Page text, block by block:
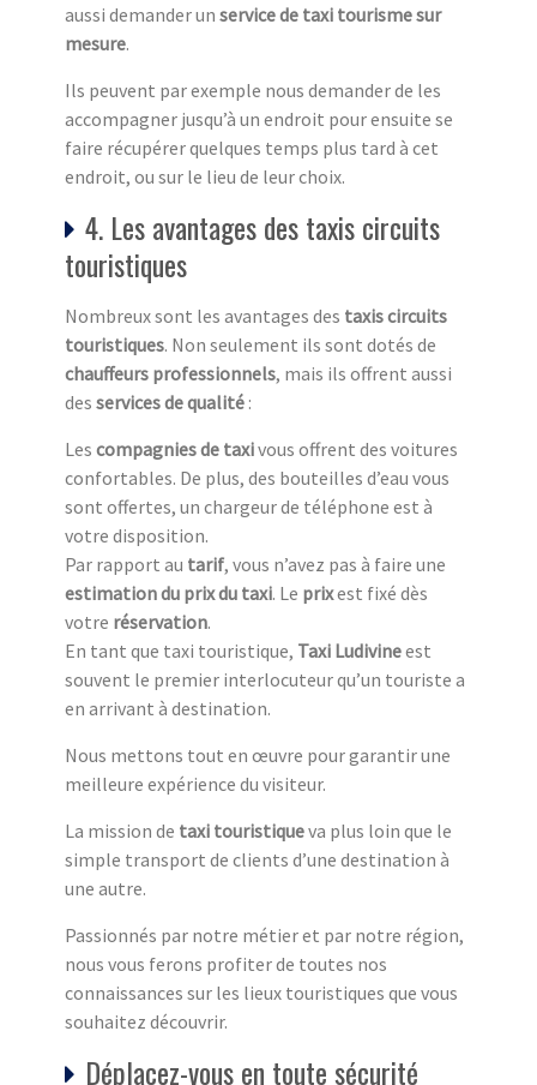
aussi demander un service de taxi tourisme sur
mesure.
Ils peuvent par exemple nous demander de les
accompagner jusqu’à un endroit pour ensuite se
faire récupérer quelques temps plus tard à cet
endroit, ou sur le lieu de leur choix.
4. Les avantages des taxis circuits
touristiques
Nombreux sont les avantages des taxis circuits
touristiques. Non seulement ils sont dotés de
chauffeurs professionnels, mais ils offrent aussi
des services de qualité :
Les compagnies de taxivous offrent des voitures
confortables. De plus, des bouteilles d’eau vous
sont offertes, un chargeur de téléphone est à
votre disposition.
Par rapport au tarif, vous n’avez pas à faire une
estimation du prix du taxi. Le prixest fixé dès
votre réservation.
En tant que taxi touristique, Taxi Ludivineest
souvent le premier interlocuteur qu’un touriste a
en arrivant à destination.
Nous mettons tout en œuvre pour garantir une
meilleure expérience du visiteur.
La mission de taxi touristiqueva plus loin que le
simple transport de clients d’une destination à
une autre.
Passionnés par notre métier et par notre région,
nous vous ferons profiter de toutes nos
connaissances sur les lieux touristiques que vous
souhaitez découvrir.
Déplacez-vous en toute sécurité